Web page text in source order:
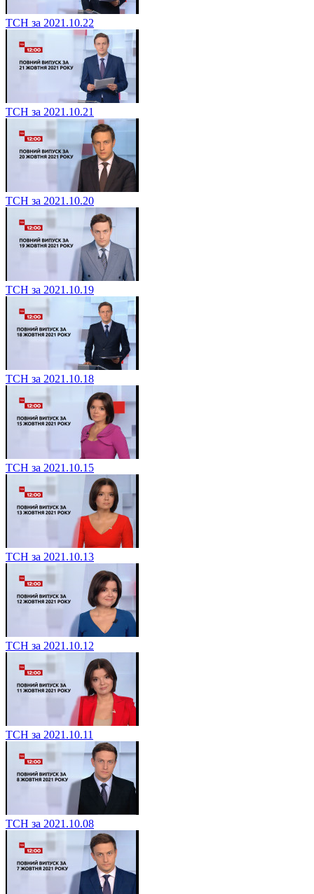
ТСН за 2021.10.22
ТСН за 2021.10.21
ТСН за 2021.10.20
ТСН за 2021.10.19
ТСН за 2021.10.18
ТСН за 2021.10.15
ТСН за 2021.10.13
ТСН за 2021.10.12
ТСН за 2021.10.11
ТСН за 2021.10.08